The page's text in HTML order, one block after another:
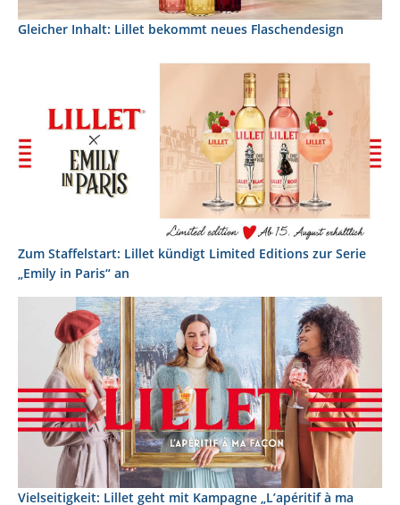
Gleicher Inhalt: Lillet bekommt neues Flaschendesign
Zum Staffelstart: Lillet kündigt Limited Editions zur Serie
„Emily in Paris“ an
Vielseitigkeit: Lillet geht mit Kampagne „L’apéritif à ma